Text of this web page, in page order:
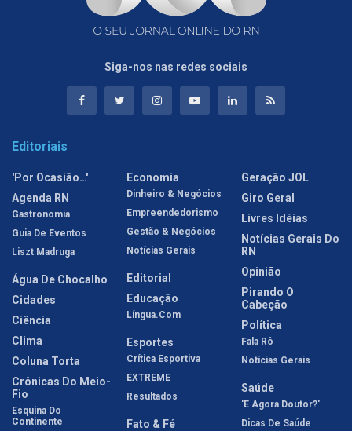
Siga-nos nas redes sociais
Editoriais
'Por Ocasião…'
Agenda RN
Gastronomia
Guia De Eventos
Liszt Madruga
Água De Chocalho
Cidades
Ciência
Clima
Coluna Torta
Crônicas Do Meio-
Fio
Esquina Do
Continente
Economia
Dinheiro & Negócios
Empreendedorismo
Gestão & Negócios
Notícias Gerais
Editorial
Educação
Língua.com
Esportes
Crítica Esportiva
EXTREME
Resultados
Fato & Fé
Geração JOL
Giro Geral
Livres Idéias
Notícias Gerais Do
RN
Opinião
Pirando O
Cabeção
Política
Fala Rô
Notícias Gerais
Saúde
'E Agora Doutor?'
Dicas De Saúde